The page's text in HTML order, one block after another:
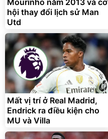
Bạt phủ xe ô tô cao cấp,
tráng nhôm 03 lớp
392.000đ
325.000 đ
Đã bán nhiều
Mourinho năm 2013 và cơ
hội thay đổi lịch sử Man
Utd
Mất vị trí ở Real Madrid,
Endrick ra điều kiện cho
MU và Villa